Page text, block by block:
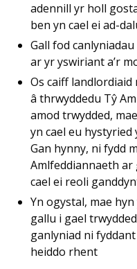
adennill yr holl
ben yn cael ei ad-
Gall fod
ar yr yswiriant a’r
Os caiff
â thrwyddedu Tŷ
amod trwydded,
yn cael eu hystyried
Gan hynny, ni fydd
Amlfeddiannaeth ar
cael ei reoli
Yn ogystal, mae
gallu i gael
ganlyniad ni
heiddo rhent